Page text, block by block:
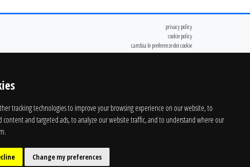
tracking technologies to improve your browsing experience on our website, to
content and targeted ads, to analyze our website traffic, and to understand where our
Change my preferences
privacy policy
cookie policy
cambia le preferenze dei cookie